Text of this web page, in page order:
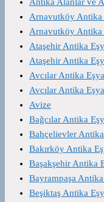
Arnavutköy Antika
Arnavutköy Antika
Ataşehir Antika
Ataşehir Antika
Avcılar Antika
Avcılar Antika
Avize
Bağcılar Antika
Bahçelievler
Bakırköy Antika
Başakşehir Antika
Bayrampaşa
Beşiktaş Antika